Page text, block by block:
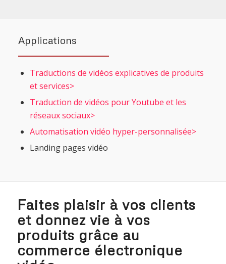
Applications
Traductions de vidéos explicatives de produits
et services>
Traduction de vidéos pour Youtube et les
réseaux sociaux>
Automatisation vidéo hyper-personnalisée>
Landing pages vidéo
Faites plaisir à vos clients
et donnez vie à vos
produits grâce au
commerce électronique